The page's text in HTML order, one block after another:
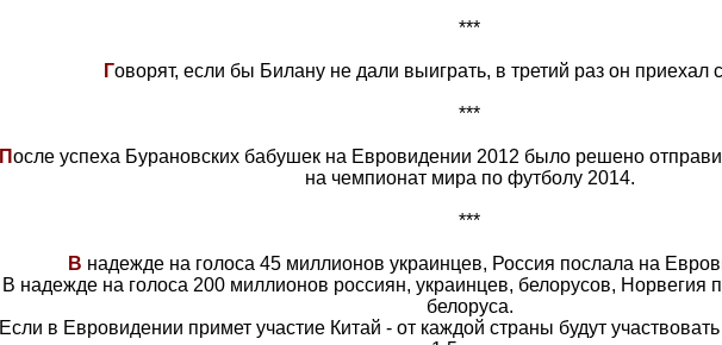
***
Говорят, если бы Билану не дали выиграть, в третий раз он приехал
***
После успеха Бурановских бабушек на Евровидении 2012 было решено
на чемпионат мира по футболу 2014.
***
В надежде на голоса 45 миллионов украинцев, Россия послала на
В надежде на голоса 200 миллионов россиян, украинцев, белорусов, Норвегия
белоруса.
Если в Евровидении примет участие Китай - от каждой страны будут